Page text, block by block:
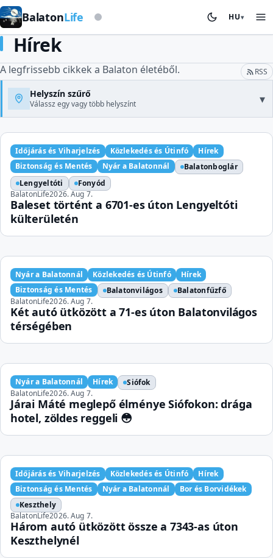
BalatonLife Viharjelző alapon HU▾
Hírek
A legfrissebb cikkek a Balaton életéből. RSS
Helyszín szűrő
Válassz egy vagy több helyszínt ▾
Időjárás és Viharjelzés Közlekedés és Útinfó
Hírek
Biztonság és Mentés
Nyár a Balatonnál
Balatonboglár
Lengyeltóti
Fonyód
BalatonLife2026. Aug 7.
Baleset történt a 6701-es úton Lengyeltóti
külterületén
Nyár a Balatonnál Közlekedés és Útinfó
Hírek
Biztonság és Mentés
Balatonvilágos
Balatonfűzfő
BalatonLife2026. Aug 7.
Két autó ütközött a 71-es úton Balatonvilágos
térségében
Nyár a Balatonnál Hírek
Siófok
BalatonLife2026. Aug 7.
Járai Máté meglepő élménye Siófokon: drága
hotel, zöldes reggeli 😳
Időjárás és Viharjelzés Közlekedés és Útinfó
Hírek
Biztonság és Mentés
Nyár a Balatonnál
Bor és Borvidékek
Keszthely
BalatonLife2026. Aug 7.
Három autó ütközött össze a 7343-as úton
Keszthelynél